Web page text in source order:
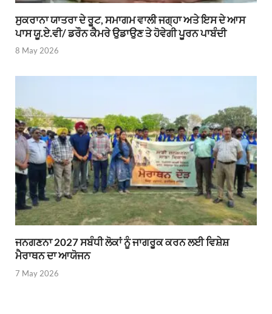
ਸੁਕਰਾਨਾ ਯਾਤਰਾ ਦੇ ਰੂਟ, ਸਮਾਗਮ ਵਾਲੀ ਜਗ੍ਹਾ ਅਤੇ ਇਸ ਦੇ ਆਸ
ਪਾਸ ਯੂ.ਏ.ਵੀ/ ਡਰੌਨ ਕੈਮਰੇ ਉਡਾਉਣ ਤੇ ਹੋਵੇਗੀ ਪੂਰਨ ਪਾਬੰਦੀ
8 May 2026
ਜਨਗਣਨਾ 2027 ਸਬੰਧੀ ਲੋਕਾਂ ਨੂੰ ਜਾਗਰੂਕ ਕਰਨ ਲਈ ਵਿਸ਼ੇਸ਼
ਮੈਰਾਥਨ ਦਾ ਆਯੋਜਨ
7 May 2026